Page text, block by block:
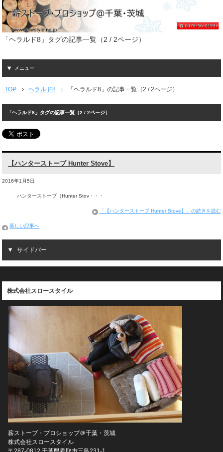
「ヘラルド8」タグの記事一覧（2 / 2ページ）
メニュー
TOP ヘラルド8 「ヘラルド8」の記事一覧（2 / 2ページ）
「ヘラルド8」タグの記事一覧（2 / 2ページ）
【ハンターストーブ Hunter Stove】
2016年1月5日
ハンターストーブ（Hunter Stov・・・
「【ハンターストーブ Hunter Stove】」の続きを読む
新しい記事へ
サイドバー
株式会社スロースタイル
薪ストーブ・プロショップ＠千葉・茨城
株式会社スロースタイル